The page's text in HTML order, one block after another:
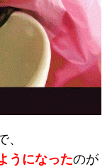
うになったのが